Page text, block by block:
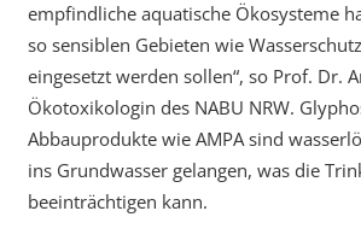
empfindliche aquatische Ökosysteme
so sensiblen Gebieten wie
eingesetzt werden sollen“, so Prof. Dr.
Ökotoxikologin des NABU NRW.
Abbauprodukte wie AMPA sind
ins Grundwasser gelangen, was die
beeinträchtigen kann.